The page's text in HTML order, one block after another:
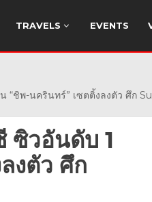
TRAVELS EVENTS
“ชิพ-นครินทร์” เซตติ้งลงตัว ศึก
ซิวอันดับ 1
งตัว ศึก